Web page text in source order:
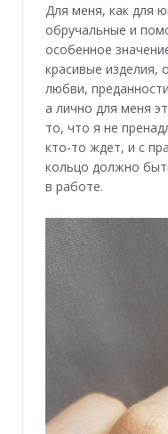
Для меня, как для
обручальные и
особенное
красивые изделия,
любви,
а лично для меня
то, что я не
кто-то ждет, и с
кольцо должно
в работе.